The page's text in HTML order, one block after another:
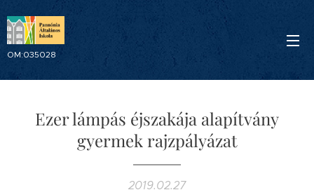
OM:035028
Ezer lámpás éjszakája alapítvány
gyermek rajzpályázat
2019.02.27